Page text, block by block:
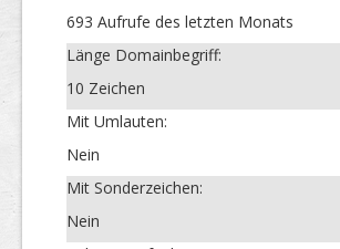
693 Aufrufe des letzten Monats
Länge Domainbegriff:
10 Zeichen
Mit Umlauten:
Nein
Mit Sonderzeichen:
Nein